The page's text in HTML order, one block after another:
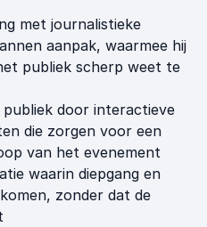
met journalistieke
aanpak, waarmee hij
publiek scherp weet te
door interactieve
die zorgen voor een
van het evenement
waarin diepgang en
zonder dat de